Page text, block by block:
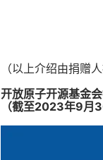
（以上介绍由捐赠
开放原子开源基金
（截至2023年9月